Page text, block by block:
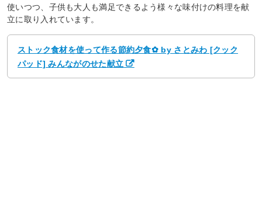
使いつつ、子供も大人も満足できるよう様々な味付けの料理を献
立に取り入れています。
ストック食材を使って作る節約夕食✿ by さとみわ [クック
パッド] みんながのせた献立